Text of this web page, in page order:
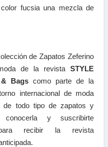
fucsia una mezcla de
de Zapatos Zeferino
de la revistaSTYLE
& Bagscomo parte de la
internacional de moda
de todo tipo de zapatos y
y suscribirte
recibir la revista